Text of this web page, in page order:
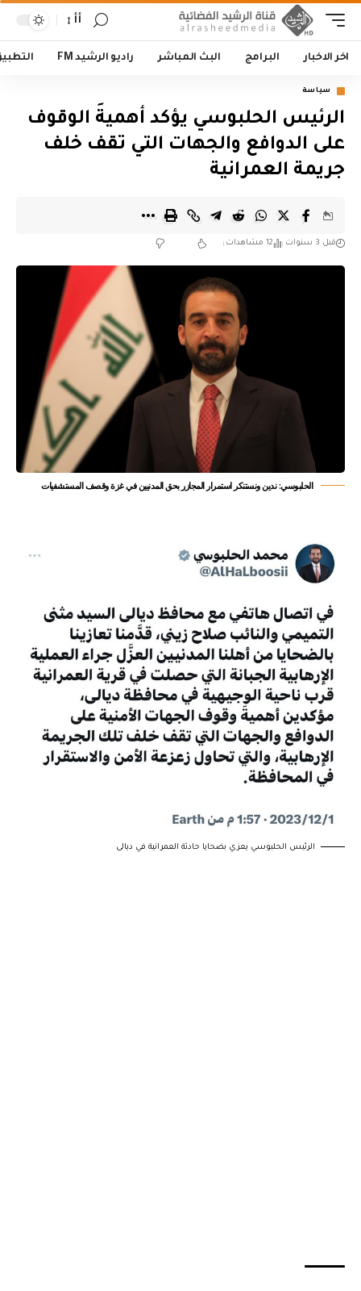
أأ
اخر الاخبار البرامج البث المباشر راديو الرشيد FM
سياسة
الرئيس الحلبوسي يؤكد أهميةَ الوقوف
على الدوافع والجهات التي تقف خلف
جريمة العمرانية
قبل 3 سنوات 12 مشاهدات
الحلبوسي: ندين ونستنكر استمرار المجازر بحق المدنيين في غزة وقصف المستشفيات
الرئيس الحلبوسي يعزي بضحايا حادثة العمرانية في ديالى